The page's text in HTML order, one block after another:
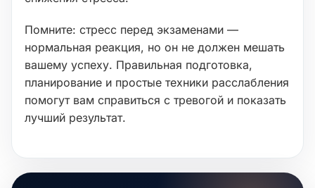
Помните: стресс перед экзаменами —
нормальная реакция, но он не должен мешать
вашему успеху. Правильная подготовка,
планирование и простые техники расслабления
помогут вам справиться с тревогой и показать
лучший результат.